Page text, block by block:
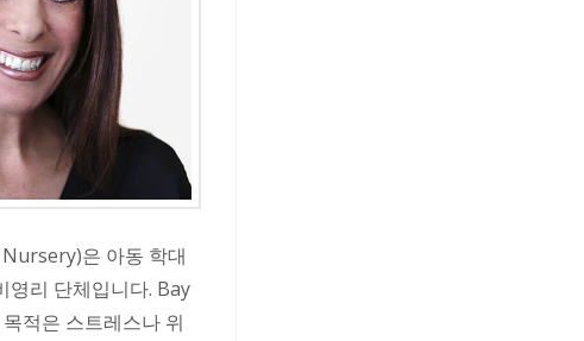
은 아동 학대
영리 단체입니다. Bay
적은 스트레스나 위